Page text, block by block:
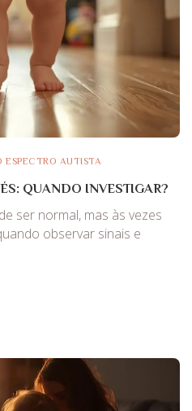
ESPECTRO AUTISTA
QUANDO INVESTIGAR?
ser normal, mas às vezes
observar sinais e